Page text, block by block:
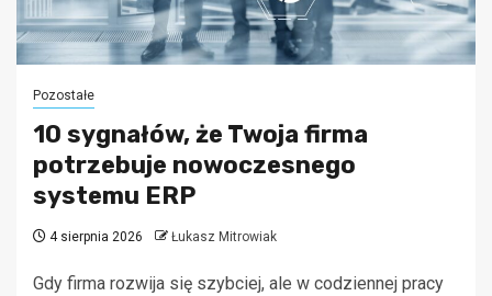
Pozostałe
10 sygnałów, że Twoja firma
potrzebuje nowoczesnego
systemu ERP
4 sierpnia 2026 Łukasz Mitrowiak
Gdy firma rozwija się szybciej, ale w codziennej pracy